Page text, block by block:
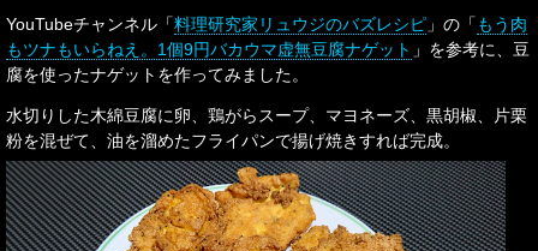
YouTubeチャンネル「料理研究家リュウジのバズレシピ 」の「 もう肉
もツナもいらねえ。1個9円バカウマ虚無豆腐ナゲット 」を参考に、豆
腐を使ったナゲットを作ってみました。
水切りした木綿豆腐に卵、鶏がらスープ、マヨネーズ、黒胡椒、片栗
粉を混ぜて、油を溜めたフライパンで揚げ焼きすれば完成。